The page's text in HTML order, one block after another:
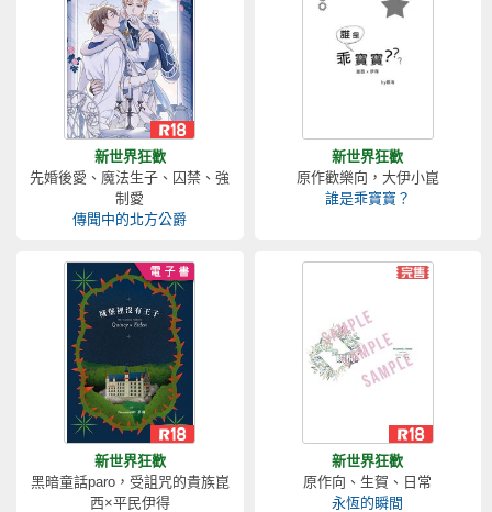
新世界狂歡
先婚後愛、魔法生子、囚禁、強
制愛
傳聞中的北方公爵
新世界狂歡
原作歡樂向，大伊小崑
誰是乖寶寶？
新世界狂歡
黑暗童話paro，受詛咒的貴族崑
西×平民伊得
新世界狂歡
原作向、生賀、日常
永恆的瞬間